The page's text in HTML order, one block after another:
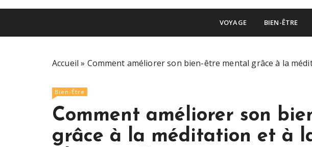
n
e
VOYAGE BIEN-ÊTRE
Accueil » Comment améliorer son bien-être mental grâce à la
Bien-Être
Comment améliorer son
grâce à la méditation et à